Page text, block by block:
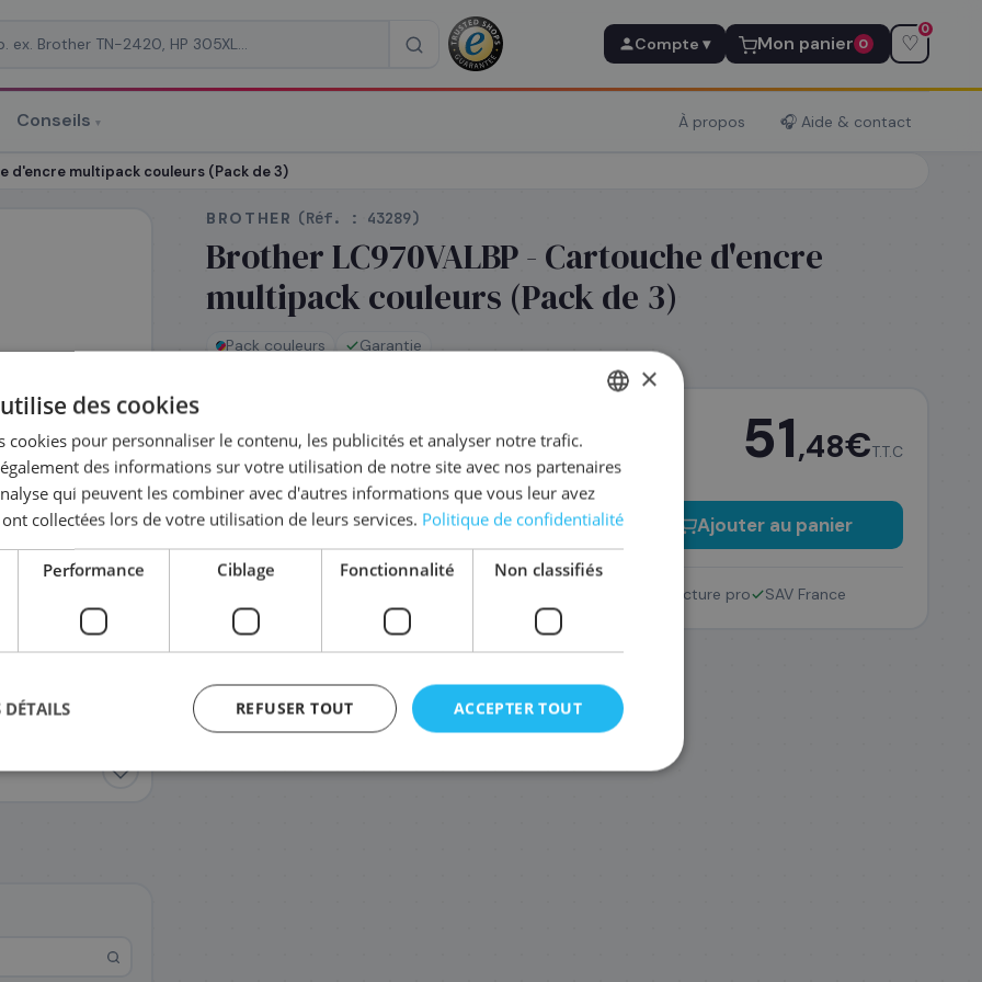
Compte ▾ Mon panier 0 ♡
0
Conseils ▾ À propos 🎧 Aide & contact
d'encre multipack couleurs (Pack de 3)
BROTHER (Réf. : 43289)
Brother LC970VALBP - Cartouche d'encre
multipack couleurs (Pack de 3)
Pack couleurs Garantie
Expédié le jour même —
commandez avant 14h
51,48€T.T.C
− + Ajouter au panier
Facture pro SAV France
ENGLISH
×
des cookies
cookies pour personnaliser le contenu, les publicités et analyser notre trafic.
des informations sur votre utilisation de notre site avec nos partenaires
qui peuvent les combiner avec d'autres informations que vous leur avez
collectées lors de votre utilisation de leurs services. Politique de confidentialité
Performance Ciblage Fonctionnalité Non classifiés
ACCEPTER TOUT
REFUSER TOUT
DÉTAILS